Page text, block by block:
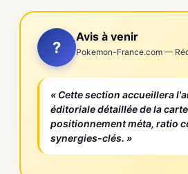
?
Avis à venir
Pokemon-France.com —
« Cette section accueillera
éditoriale détaillée de la
positionnement méta, ratio
synergies-clés. »